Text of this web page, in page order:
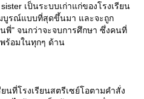
เป็นระบบเก่าแก่ของโรงเรียน
บูรณ์แบบที่สุดขึ้นมา และจะถูก
พี่" จนกว่าจะจบการศึกษา ซึ่งคนที่
ร้อมในทุกๆ ด้าน
นที่โรงเรียนสตรีเซย์โอตามคำสั่ง